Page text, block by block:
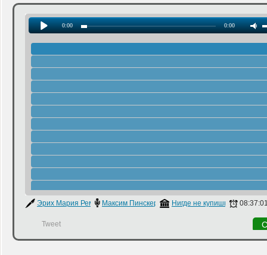
0:00 0:00
Эрих Мария РемаркМаксим Пинскер Нигде не купишь
Tweet